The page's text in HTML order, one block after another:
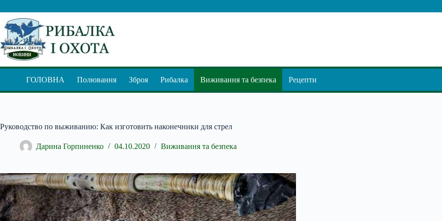
до
вмісту
ГОЛОВНА Полювання Зброя Рибалка Виживання та безпека Рецепти
Руководство по выживанию: Как изготовить наконечники для стрел
Дарина Горпиненко 04.10.2020 Виживання та безпека